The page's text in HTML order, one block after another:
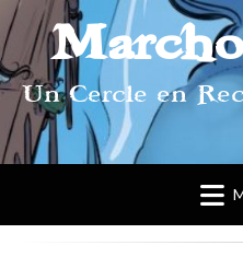
Un Cercle en